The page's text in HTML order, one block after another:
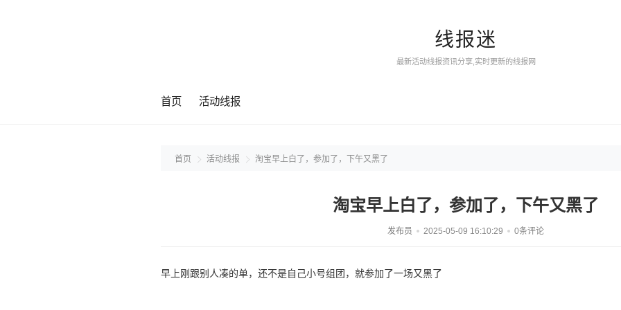
线报迷
最新活动线报资讯分享,实时更新的线报网
首页 活动线报
首页 活动线报 淘宝早上白了，参加了，下午又黑了
淘宝早上白了，参加了，下午又黑了
发布员 2025-05-09 16:10:29 0条评论
早上刚跟别人凑的单，还不是自己小号组团，就参加了一场又黑了